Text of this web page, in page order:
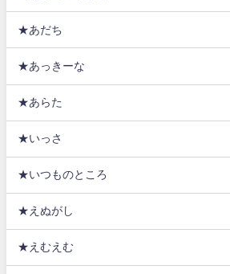
★あだち
★あっきーな
★あらた
★いっさ
★いつものところ
★えぬがし
★えむえむ